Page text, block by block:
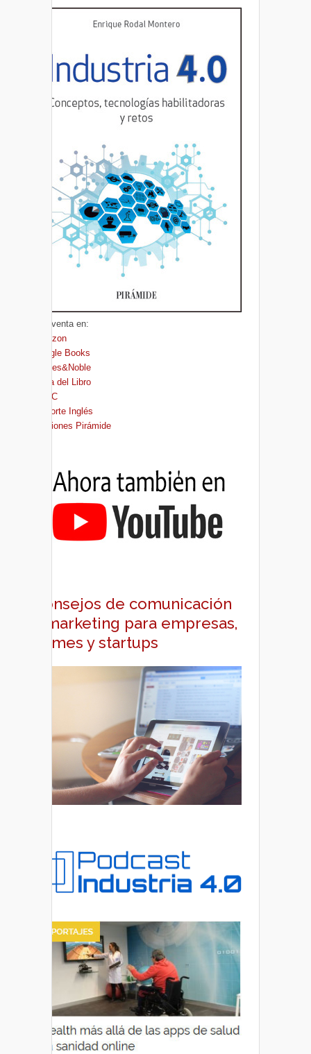
A la venta en:
Amazon
Google Books
Barnes&Noble
Casa del Libro
FNAC
El Corte Inglés
Ediciones Pirámide
Consejos de comunicación
y marketing para empresas,
pymes y startups